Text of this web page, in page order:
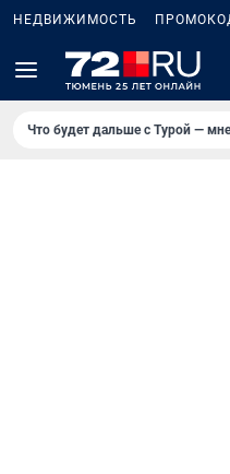
НЕДВИЖИМОСТЬ
Что будет дальше с Турой —